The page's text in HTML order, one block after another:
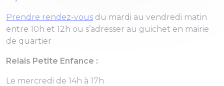
Prendre rendez-vous du mardi au vendredi matin
entre 10h et 12h ou s’adresser au guichet en mairie
de quartier
Relais Petite Enfance :
Le mercredi de 14h à 17h